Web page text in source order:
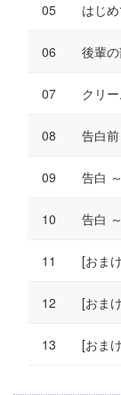
はじ
後輩
クリ
告白
告白
告白
[おま
[おま
[おま